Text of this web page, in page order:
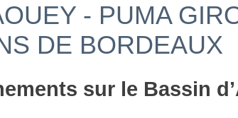
- PUMA
DE BORDEAUX
sur le Bassin